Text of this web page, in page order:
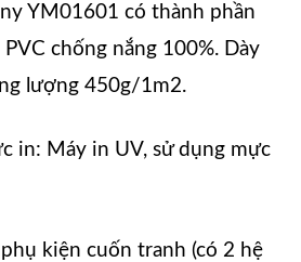
YM01601 có thành phần
chống nắng 100%. Dày
lượng 450g/1m2.
in: Máy in UV, sử dụng mực
kiện cuốn tranh (có 2 hệ